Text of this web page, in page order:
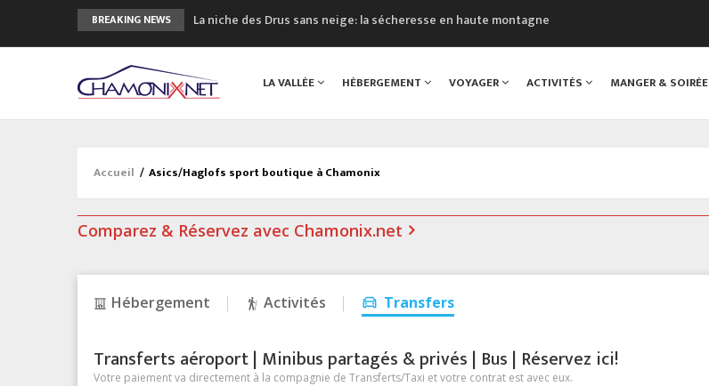
BREAKING NEWS
La niche des Drus sans neige: la sécheresse en haute montagne
Craft ouvre un nouveau magasin de course à pied à Chamonix
3eme Chamonix Vallée Classics Festival
LA VALLÉE HÉBERGEMENT VOYAGER ACTIVITÉS MANGER & SOIRÉE
Accueil / Asics/Haglofs sport boutique à Chamonix
Comparez & Réservez avec Chamonix.net
Hébergement Activités Transfers
Transferts aéroport | Minibus partagés & privés | Bus | Réservez ici!
Votre paiement va directement à la compagnie de Transferts/Taxi et votre contrat est avec eux.